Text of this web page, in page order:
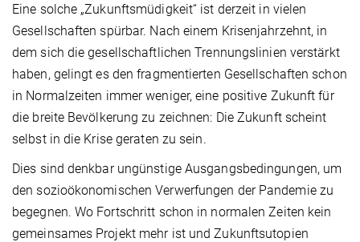
Eine solche „Zukunftsmüdigkeit“ ist derzeit in vielen
Gesellschaften spürbar. Nach einem Krisenjahrzehnt, in
dem sich die gesellschaftlichen Trennungslinien verstärkt
haben, gelingt es den fragmentierten Gesellschaften schon
in Normalzeiten immer weniger, eine positive Zukunft für
die breite Bevölkerung zu zeichnen: Die Zukunft scheint
selbst in die Krise geraten zu sein.
Dies sind denkbar ungünstige Ausgangsbedingungen, um
den sozioökonomischen Verwerfungen der Pandemie zu
begegnen. Wo Fortschritt schon in normalen Zeiten kein
gemeinsames Projekt mehr ist und Zukunftsutopien